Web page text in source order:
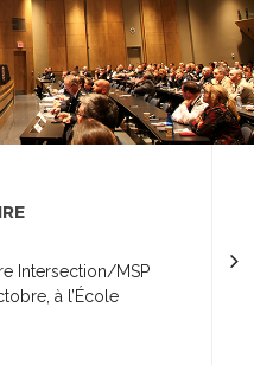
Intersection/MSP
à l’École